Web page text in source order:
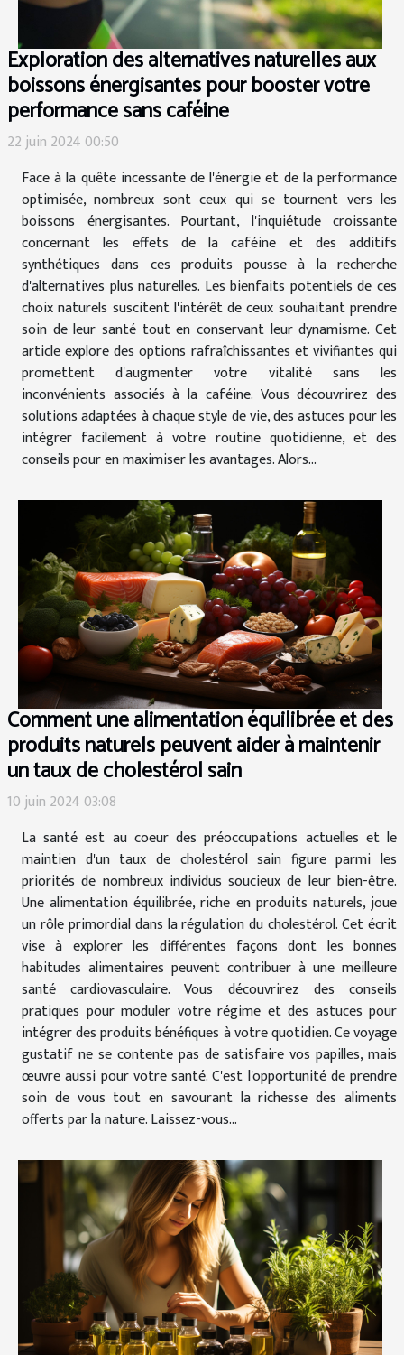
Exploration des alternatives naturelles aux
boissons énergisantes pour booster votre
performance sans caféine
22 juin 2024 00:50
Face à la quête incessante de l'énergie et de la performance
optimisée, nombreux sont ceux qui se tournent vers les
boissons énergisantes. Pourtant, l'inquiétude croissante
concernant les effets de la caféine et des additifs
synthétiques dans ces produits pousse à la recherche
d'alternatives plus naturelles. Les bienfaits potentiels de ces
choix naturels suscitent l'intérêt de ceux souhaitant prendre
soin de leur santé tout en conservant leur dynamisme. Cet
article explore des options rafraîchissantes et vivifiantes qui
promettent d'augmenter votre vitalité sans les
inconvénients associés à la caféine. Vous découvrirez des
solutions adaptées à chaque style de vie, des astuces pour les
intégrer facilement à votre routine quotidienne, et des
conseils pour en maximiser les avantages. Alors...
Comment une alimentation équilibrée et des
produits naturels peuvent aider à maintenir
un taux de cholestérol sain
10 juin 2024 03:08
La santé est au coeur des préoccupations actuelles et le
maintien d'un taux de cholestérol sain figure parmi les
priorités de nombreux individus soucieux de leur bien-être.
Une alimentation équilibrée, riche en produits naturels, joue
un rôle primordial dans la régulation du cholestérol. Cet écrit
vise à explorer les différentes façons dont les bonnes
habitudes alimentaires peuvent contribuer à une meilleure
santé cardiovasculaire. Vous découvrirez des conseils
pratiques pour moduler votre régime et des astuces pour
intégrer des produits bénéfiques à votre quotidien. Ce voyage
gustatif ne se contente pas de satisfaire vos papilles, mais
œuvre aussi pour votre santé. C'est l'opportunité de prendre
soin de vous tout en savourant la richesse des aliments
offerts par la nature. Laissez-vous...